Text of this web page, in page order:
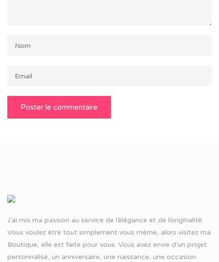
J’ai mis ma passion au service de l’élégance et de l’originalité.
Vous voulez être tout simplement vous même, alors visitez ma
Boutique, elle est faite pour vous. Vous avez envie d’un projet
personnalisé, un anniversaire, une naissance, une occasion